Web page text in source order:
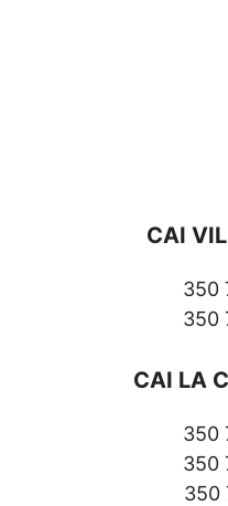
CAI
350
350
CAI LA
350
350
350